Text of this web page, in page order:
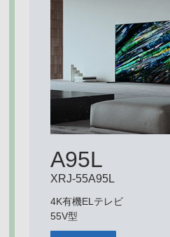
A95L
XRJ-55A95L
4K有機ELテレビ
55V型